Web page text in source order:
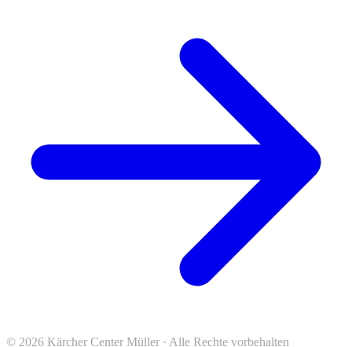
© 2026 Kärcher Center Müller · Alle Rechte vorbehalten